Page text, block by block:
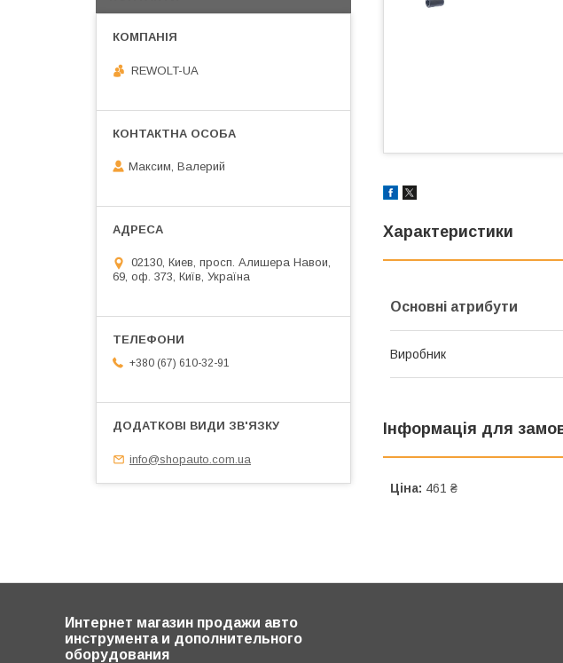
Характеристики
Основні атрибути
Виробник
Інформація для
Ціна: 461 ₴
REWOLT-UA
Максим, Валерий
02130, Киев, просп. Алишера Навои,
69, оф. 373, Київ, Україна
+380 (67) 610-32-91
info@shopauto.com.ua
Интернет магазин продажи авто
инструмента и дополнительного
оборудования